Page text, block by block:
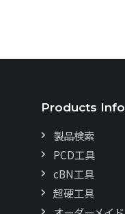
Products Info
製品検索
PCD工具
cBN工具
超硬工具